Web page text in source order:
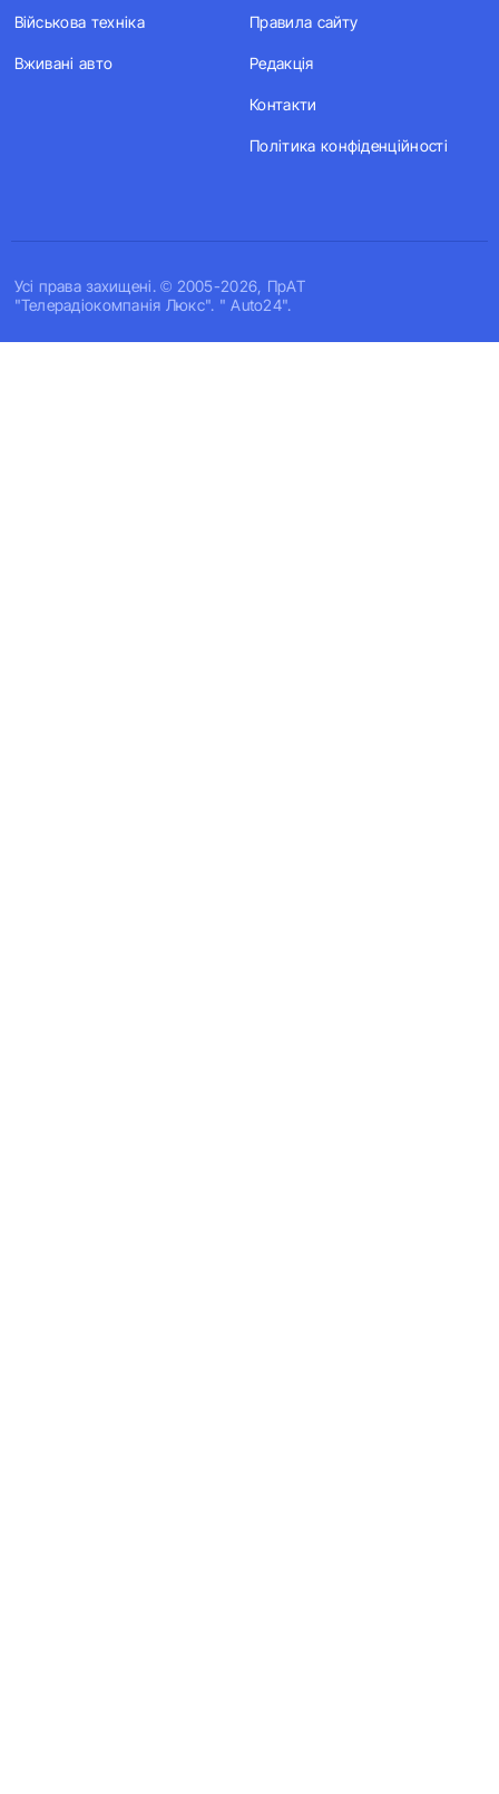
Усi права захищенi. © 2005-2026, ПрАТ
"Телерадіокомпанія Люкс". " Auto24".
Військова техніка
Вживані авто
Правила сайту
Редакція
Контакти
Політика конфіденційності